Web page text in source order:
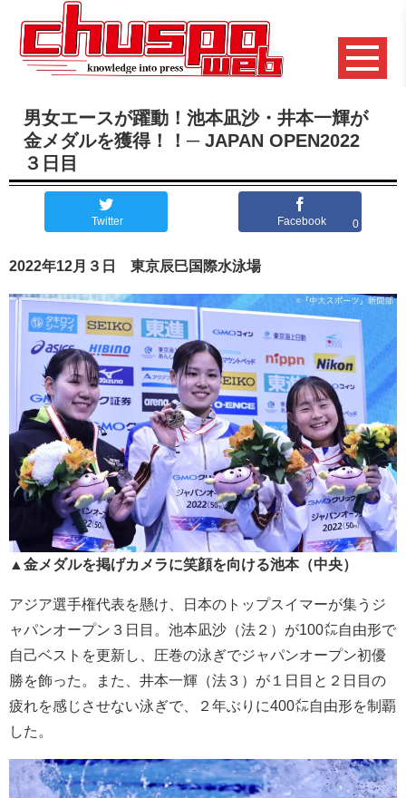
男女エースが躍動！池本凪沙・井本一輝が
金メダルを獲得！！─ JAPAN OPEN2022
３日目
Twitter Facebook 0
2022年12月３日 東京辰巳国際水泳場
▲金メダルを掲げカメラに笑顔を向ける池本（中央）
アジア選手権代表を懸け、日本のトップスイマーが集うジ
ャパンオープン３日目。池本凪沙（法２）が100㍍自由形で
自己ベストを更新し、圧巻の泳ぎでジャパンオープン初優
勝を飾った。また、井本一輝（法３）が１日目と２日目の
疲れを感じさせない泳ぎで、２年ぶりに400㍍自由形を制覇
した。